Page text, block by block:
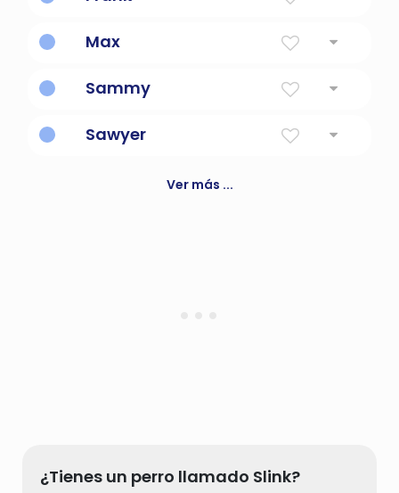
Max
Sammy
Sawyer
Ver más ...
¿Tienes un perro llamado Slink?